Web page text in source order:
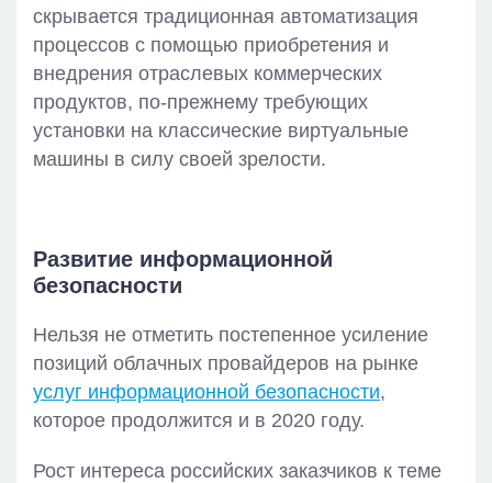
скрывается традиционная автоматизация
процессов с помощью приобретения и
внедрения отраслевых коммерческих
продуктов, по-прежнему требующих
установки на классические виртуальные
машины в силу своей зрелости.
Развитие информационной
безопасности
Нельзя не отметить постепенное усиление
позиций облачных провайдеров на рынке
услуг информационной безопасности,
которое продолжится и в 2020 году.
Рост интереса российских заказчиков к теме